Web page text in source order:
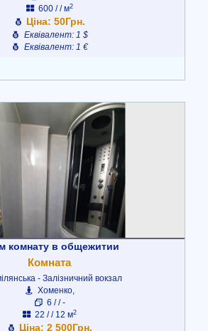
600 / / м2
Ціна: 50Грн.
Еквівалент: 1 $
Еквівалент: 1 €
комнату в общежитии
Комната
- Залізничний вокзал
Хоменко,
6 / / -
22 / / 12 м2
Ціна: 2 500Грн.